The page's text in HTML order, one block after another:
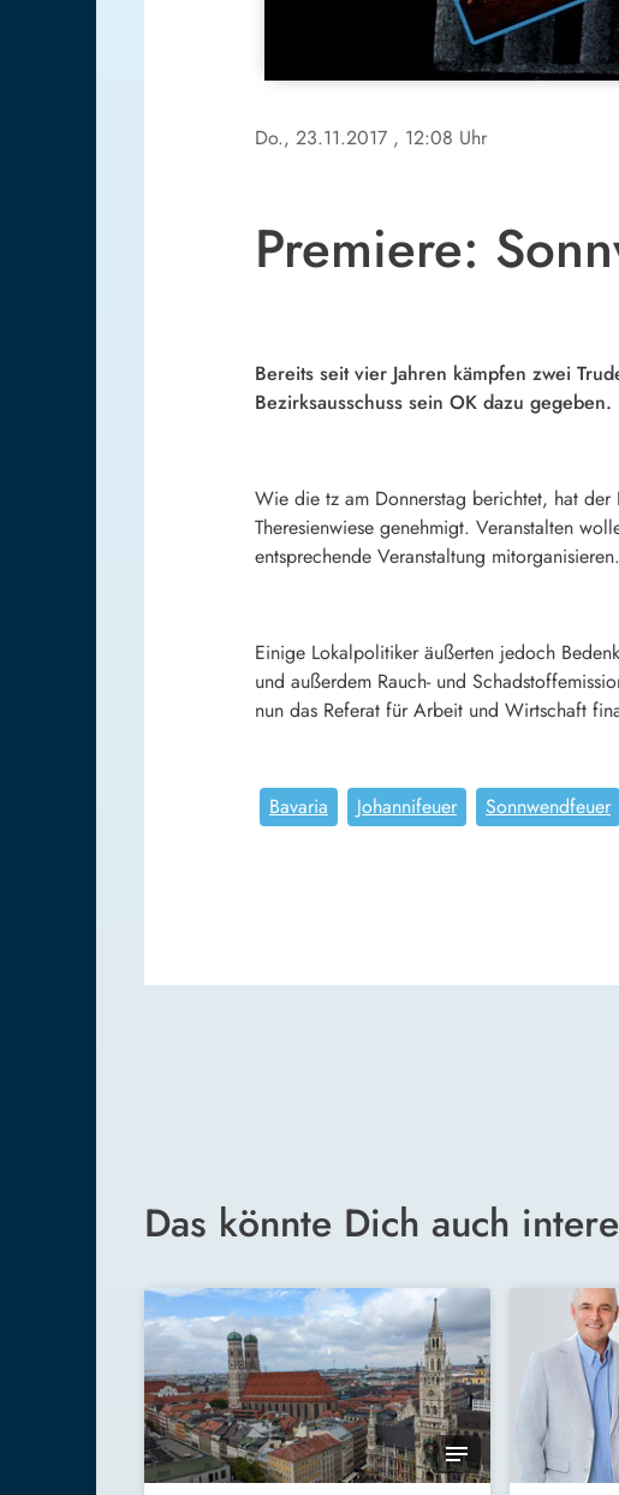
Do., 23.11.2017 , 12:08 Uhr
Premiere:
Bereits seit vier Jahren kämpfen zwei
Bezirksausschuss sein OK dazu gegeben.
Wie die tz am Donnerstag berichtet, hat der
Theresienwiese genehmigt. Veranstalten
entsprechende Veranstaltung mitorganisieren.
Einige Lokalpolitiker äußerten jedoch
und außerdem Rauch- und
nun das Referat für Arbeit und Wirtschaft
Bavaria Johannifeuer Sonnwendfeuer
Das könnte Dich auch